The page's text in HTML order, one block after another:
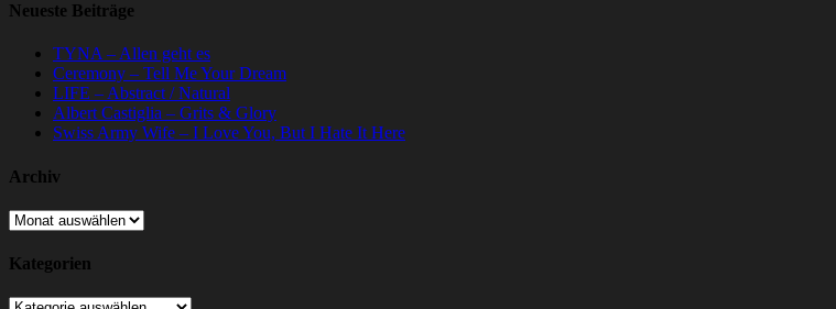
Neueste Beiträge
TYNA – Allen geht es
Ceremony – Tell Me Your Dream
LIFE – Abstract / Natural
Albert Castiglia – Grits & Glory
Swiss Army Wife – I Love You, But I Hate It Here
Archiv
Archiv
Kategorien